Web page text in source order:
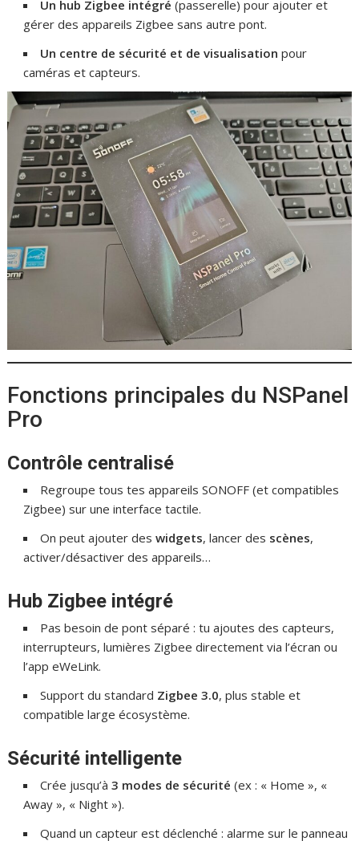
Un hub Zigbee intégré (passerelle) pour ajouter et
gérer des appareils Zigbee sans autre pont.
Un centre de sécurité et de visualisation pour
caméras et capteurs.
Fonctions principales du NSPanel
Pro
Contrôle centralisé
Regroupe tous tes appareils SONOFF (et compatibles
Zigbee) sur une interface tactile.
On peut ajouter deswidgets, lancer des scènes,
activer/désactiver des appareils…
Hub Zigbee intégré
Pas besoin de pont séparé : tu ajoutes des capteurs,
interrupteurs, lumières Zigbee directement via l’écran ou
l’app eWeLink.
Support du standard Zigbee 3.0, plus stable et
compatible large écosystème.
Sécurité intelligente
Crée jusqu’à3 modes de sécurité (ex : « Home », «
Away », « Night »).
Quand un capteur est déclenché : alarme sur le panneau